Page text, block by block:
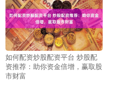
如何配资炒股配资平台 炒股配
资推荐：助你资金倍增，赢取股
市财富